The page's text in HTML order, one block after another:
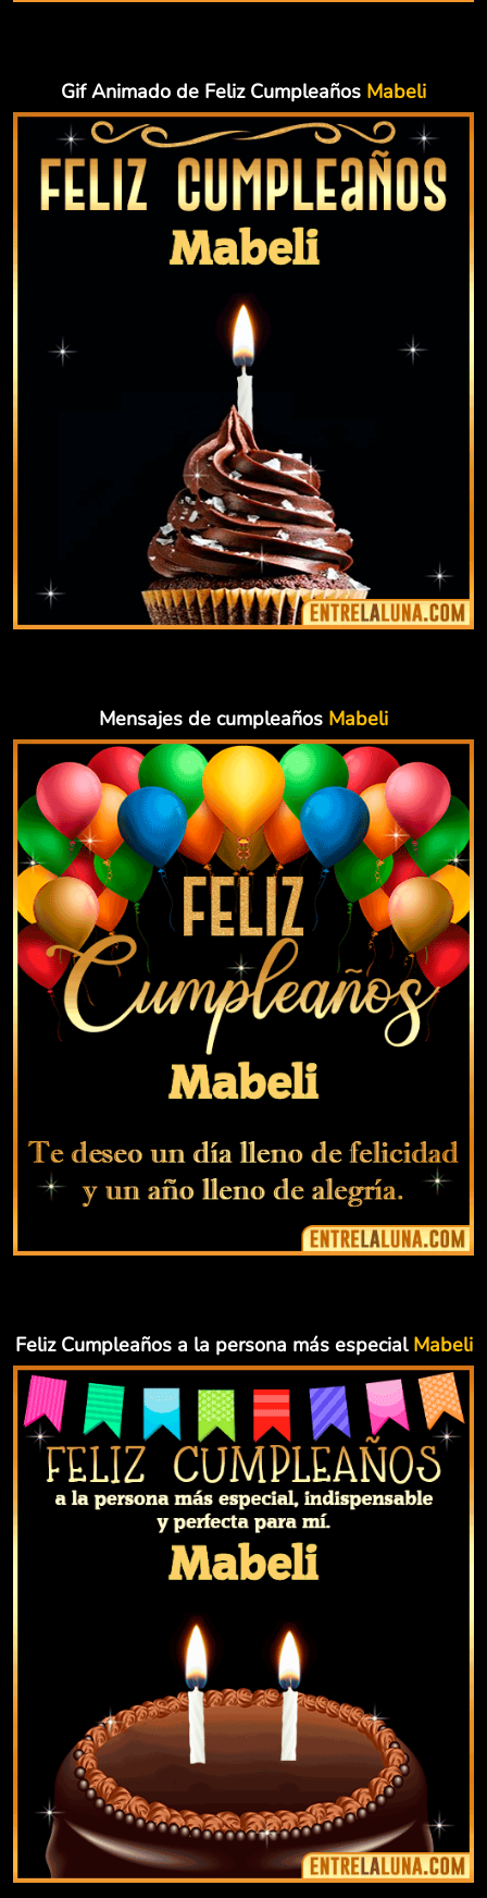
Gif Animado de Feliz Cumpleaños Mabeli
Mensajes de cumpleaños Mabeli
Feliz Cumpleaños a la persona más especial Mabeli